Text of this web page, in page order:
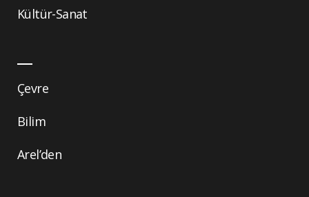
Kültür-Sanat
Çevre
Bilim
Arel’den